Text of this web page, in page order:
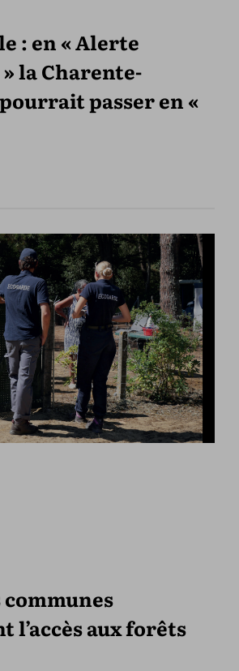
: en « Alerte
la Charente-
passer en «
l’accès aux forêts